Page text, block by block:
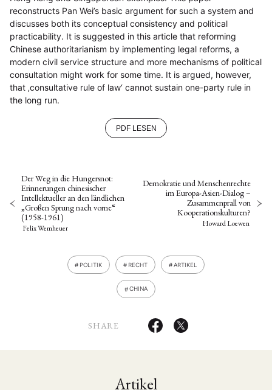
reconstructs Pan Wei’s basic argument for such a system and
discusses both its conceptual consistency and political
practicability. It is suggested in this article that reforming
Chinese authoritarianism by implementing legal reforms, a
modern civil service structure and more mechanisms of political
consultation might work for some time. It is argued, however,
that ‚consultative rule of law‘ cannot sustain one-party rule in
the long run.
PDF LESEN
Der Weg in die Hungersnot:
Erinnerungen chinesischer
Intellektueller an den ländlichen
„Großen Sprung nach vorne“
(1958-1961)
Felix Wemheuer
Demokratie und Menschenrechte
im Europa-Asien-Dialog –
Zusammenprall von
Kooperationskulturen?
Howard Loewen
POLITIK RECHT ARTIKEL
CHINA
SHARE
Artikel